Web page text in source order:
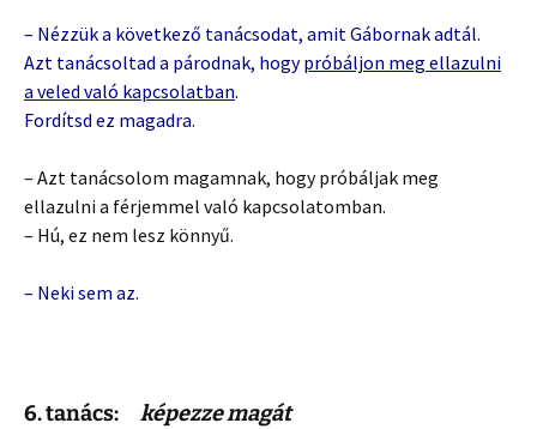
– Nézzük a következő tanácsodat, amit Gábornak adtál.
Azt tanácsoltad a párodnak, hogypróbáljon meg ellazulni
a veled való kapcsolatban.
Fordítsd ez magadra.
– Azt tanácsolom magamnak, hogy próbáljak meg
ellazulni a férjemmel való kapcsolatomban.
– Hú, ez nem lesz könnyű.
– Neki sem az.
6. tanács: képezze magát